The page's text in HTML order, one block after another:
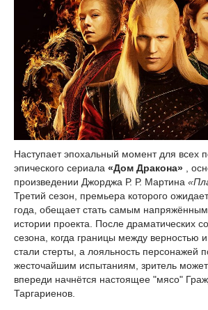
Наступает эпохальный момент для всех
эпического сериала «Дом Дракона»
,
произведении Джорджа Р. Р. Мартина
Третий сезон, премьера которого
года, обещает стать самым
истории проекта. После драматических
сезона, когда границы между верностью
стали стерты, а лояльность персонажей
жесточайшим испытаниям, зритель
впереди начнётся настоящее "мясо"
Таргариенов.